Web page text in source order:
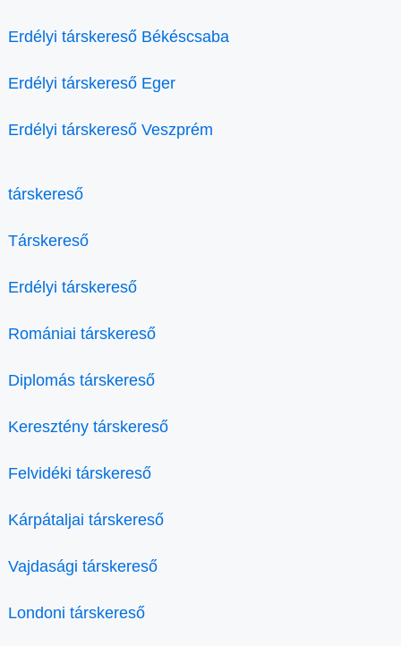
Erdélyi társkereső Békéscsaba
Erdélyi társkereső Eger
Erdélyi társkereső Veszprém
társkereső
Társkereső
Erdélyi társkereső
Romániai társkereső
Diplomás társkereső
Keresztény társkereső
Felvidéki társkereső
Kárpátaljai társkereső
Vajdasági társkereső
Londoni társkereső